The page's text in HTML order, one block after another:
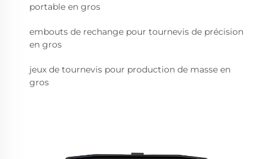
portable en gros
embouts de rechange pour tournevis de précision
en gros
jeux de tournevis pour production de masse en
gros